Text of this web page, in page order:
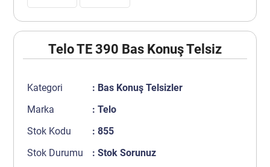
Telo TE 390 Bas Konuş Telsiz
Kategori : Bas Konuş Telsizler
Marka
: Telo
Stok Kodu
: 855
Stok Durumu
: Stok Sorunuz